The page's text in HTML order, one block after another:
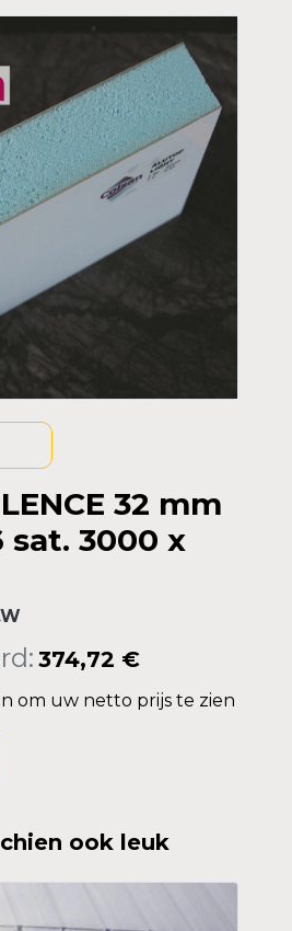
32 mm
sat. 3000 x
374,72 €
om uw netto prijs te zien
ook leuk